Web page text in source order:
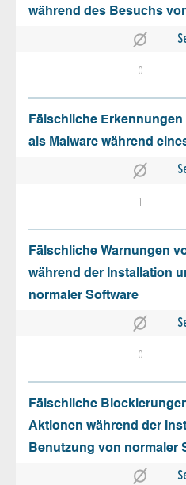
während des Besuchs
0
Fälschliche
als Malware während
1
Fälschliche Warnungen
während der Installation
normaler Software
0
Fälschliche
Aktionen während der
Benutzung von normaler